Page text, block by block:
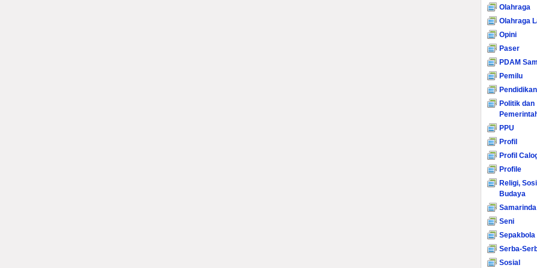
Olahraga
Olahraga
Opini
Paser
PDAM
Pemilu
Pendidikan
Politik dan
PPU
Profil
Profil
Profile
Religi,
Budaya
Samarinda
Seni
Sepakbola
Serba-
Sosial